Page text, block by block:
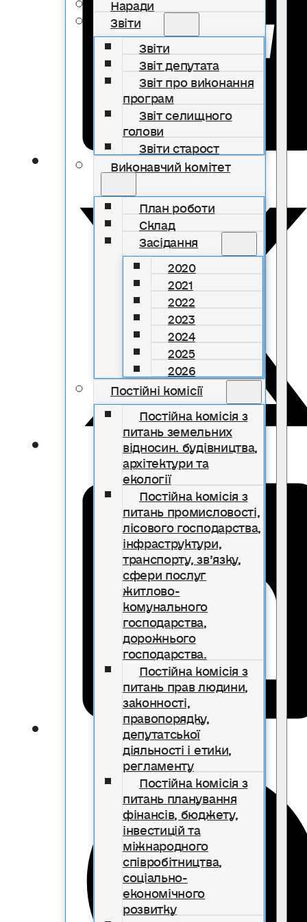
Звіти
Звіти
Звіт депутата
Звіт про виконання
програм
Звіт селищного
голови
Звіти старост
Виконавчий комітет
План роботи
Склад
Засідання
2020
2021
2022
2023
2024
2025
2026
Постійні комісії
Постійна комісія з
питань земельних
відносин. будівництва,
архітектури та
екології
Постійна комісія з
питань промисловості,
лісового господарства,
інфраструктури,
транспорту, зв’язку,
сфери послуг
житлово-
комунального
господарства,
дорожнього
господарства.
Постійна комісія з
питань прав людини,
законності,
правопорядку,
депутатської
діяльності і етики,
регламенту
Постійна комісія з
питань планування
фінансів, бюджету,
інвестицій та
міжнародного
співробітництва,
соціально-
економічного
розвитку